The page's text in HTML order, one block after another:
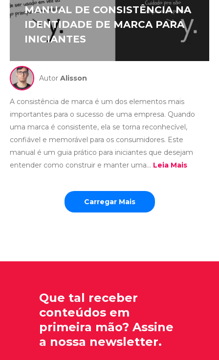
MANUAL DE CONSISTÊNCIA NA
IDENTIDADE DE MARCA PARA
INICIANTES
Autor Alisson
A consistência de marca é um dos elementos mais
importantes para o sucesso de uma empresa. Quando
uma marca é consistente, ela se torna reconhecível,
confiável e memorável para os consumidores. Este
manual é um guia prático para iniciantes que desejam
entender como construir e manter uma... Leia Mais
Carregar Mais
Que tal receber
conteúdos em
primeira mão? Assine
a nossa newsletter.